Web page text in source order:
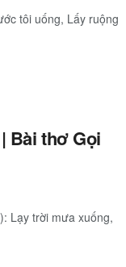
tôi uống, Lấy ruộng
Bài thơ Gọi
Lạy trời mưa xuống,